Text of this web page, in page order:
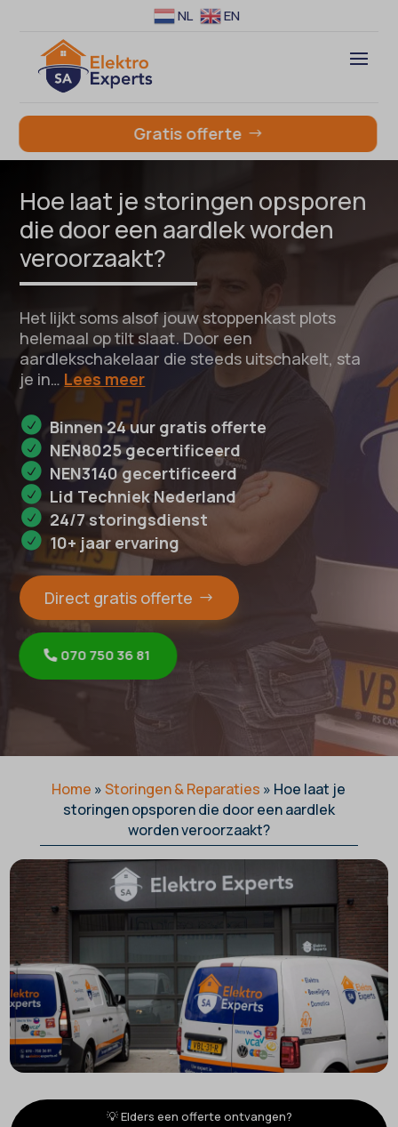
NL EN
Gratis offerte
Hoe laat je storingen opsporen
die door een aardlek worden
veroorzaakt?
Het lijkt soms alsof jouw stoppenkast plots
helemaal op tilt slaat. Door een
aardlekschakelaar die steeds uitschakelt, sta
je in… Lees meer
Binnen 24 uur gratis offerte
NEN8025 gecertificeerd
NEN3140 gecertificeerd
Lid Techniek Nederland
24/7 storingsdienst
10+ jaar ervaring
Direct gratis offerte
070 750 36 81
Home »Storingen & Reparaties » Hoe laat je
storingen opsporen die door een aardlek
worden veroorzaakt?
💡 Elders een offerte ontvangen?